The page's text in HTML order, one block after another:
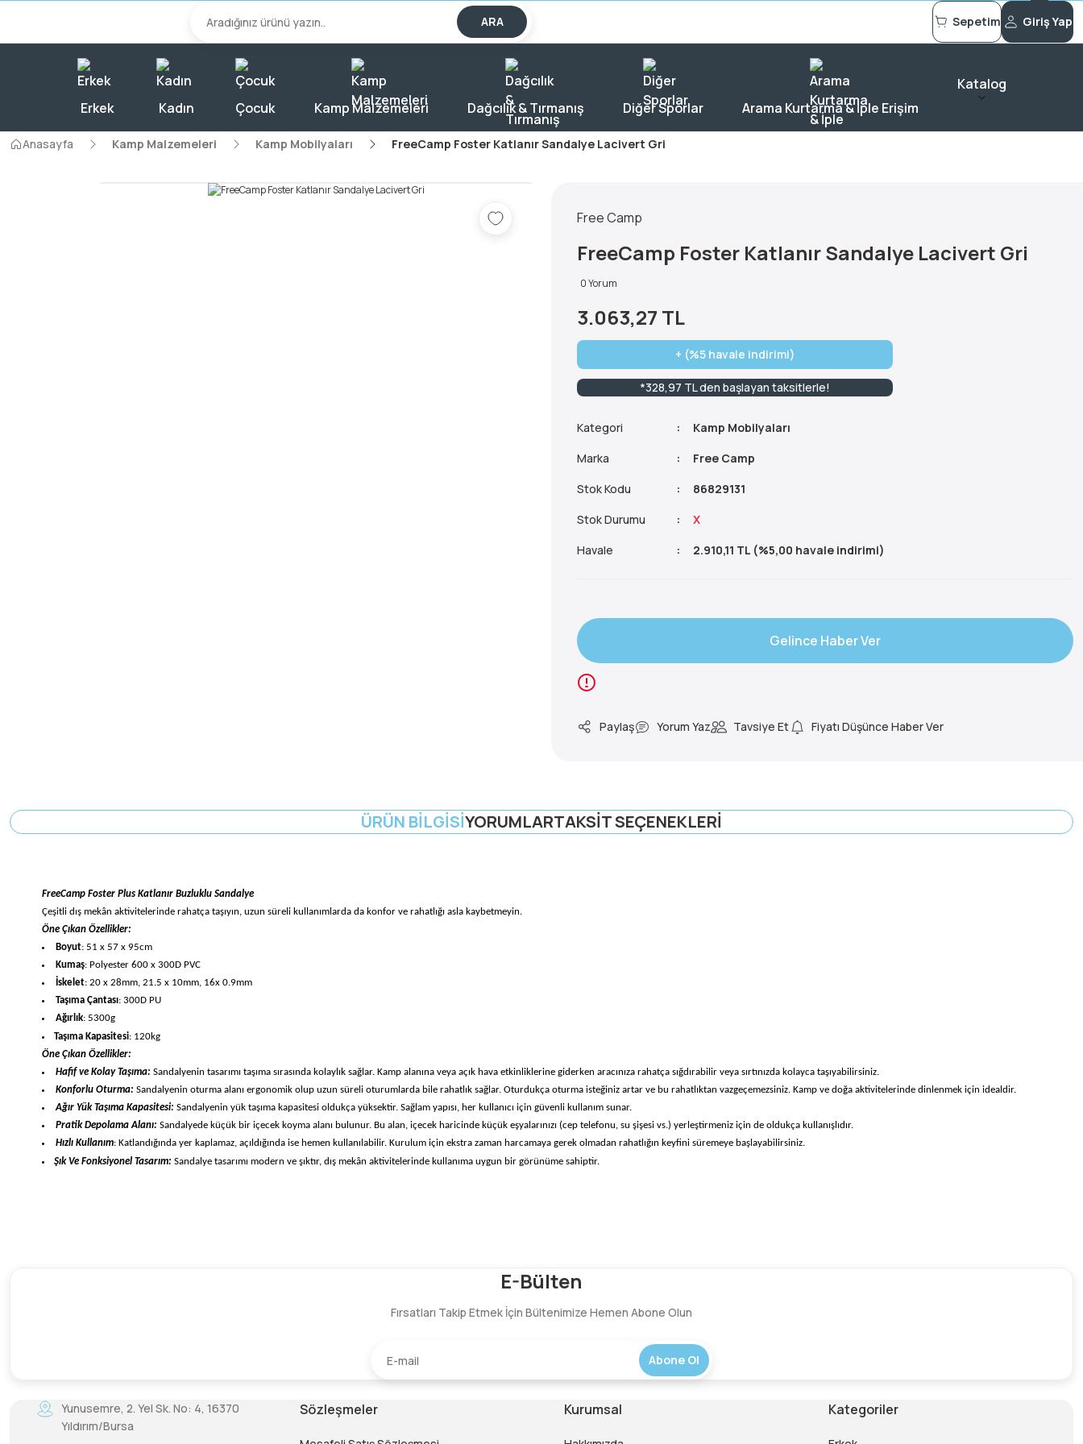
2000 TL Üzeri Alışverişlerde KARGO BEDAVA!
ARA Sepetim Giriş Yap
Erkek Kadın Çocuk Kamp Malzemeleri Dağcılık & Tırmanış Diğer Sporlar Arama Kurtarma & İple Erişim
Katalog
Anasayfa Kamp Malzemeleri Kamp Mobilyaları FreeCamp Foster Katlanır Sandalye Lacivert Gri
Free Camp
FreeCamp Foster Katlanır Sandalye Lacivert Gri
0 Yorum
3.063,27 TL
+ (%5 havale indirimi)
*328,97 TL den başlayan taksitlerle!
Kategori
Kamp Mobilyaları
Marka
Free Camp
Stok Kodu
86829131
Stok Durumu
X
Havale
2.910,11 TL (%5,00 havale indirimi)
Gelince Haber Ver
Paylaş Yorum Yaz Tavsiye Et Fiyatı Düşünce Haber Ver
ÜRÜN BILGISIYORUMLARTAKSIT SEÇENEKLERI
FreeCamp Foster Plus Katlanır Buzluklu Sandalye
Çeşitli dış mekân aktivitelerinde rahatça taşıyın, uzun süreli kullanımlarda da konfor ve rahatlığı asla kaybetmeyin.
Öne Çıkan Özellikler:
Boyut: 51 x 57 x 95cm
Kumaş: Polyester 600 x 300D PVC
İskelet: 20 x 28mm, 21.5 x 10mm, 16x 0.9mm
TaşımaÇantası: 300D PU
Ağırlık: 5300g
Taşıma Kapasitesi: 120kg
Öne Çıkan Özellikler:
Hafif ve Kolay Taşıma: Sandalyenin tasarımı taşıma sırasında kolaylık sağlar. Kamp alanına veya açık hava etkinliklerine giderken aracınıza rahatça sığdırabilir veya sırtınızda kolayca taşıyabilirsiniz.
Konforlu Oturma: Sandalyenin oturma alanı ergonomik olup uzun süreli oturumlarda bile rahatlık sağlar. Oturdukça oturma isteğiniz artar ve bu rahatlıktan vazgeçemezsiniz. Kamp ve doğa aktivitelerinde dinlenmek için idealdir.
Ağır Yük Taşıma Kapasitesi: Sandalyenin yük taşıma kapasitesi oldukça yüksektir. Sağlam yapısı, her kullanıcı için güvenli kullanım sunar.
Pratik Depolama Alanı:Sandalyede küçük bir içecek koyma alanı bulunur. Bu alan, içecek haricinde küçük eşyalarınızı (cep telefonu, su şişesi vs.) yerleştirmeniz için de oldukça kullanışlıdır.
Hızlı Kullanım: Katlandığında yer kaplamaz, açıldığında ise hemen kullanılabilir. Kurulum için ekstra zaman harcamaya gerek olmadan rahatlığın keyfini süremeye başlayabilirsiniz.
Şık Ve Fonksiyonel Tasarım: Sandalye tasarımı modern ve şıktır, dış mekân aktivitelerinde kullanıma uygun bir görünüme sahiptir.
Yorum Yaz
E-Bülten
Fırsatları Takip Etmek İçin Bültenimize Hemen Abone Olun
Abone Ol
Yunusemre, 2. Yel Sk. No: 4, 16370
Yıldırım/Bursa
Sözleşmeler Kurumsal Kategoriler